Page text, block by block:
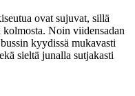
ovat sujuvat, sillä
Noin viidensadan
kyydissä mukavasti
sieltä junalla sutjakasti